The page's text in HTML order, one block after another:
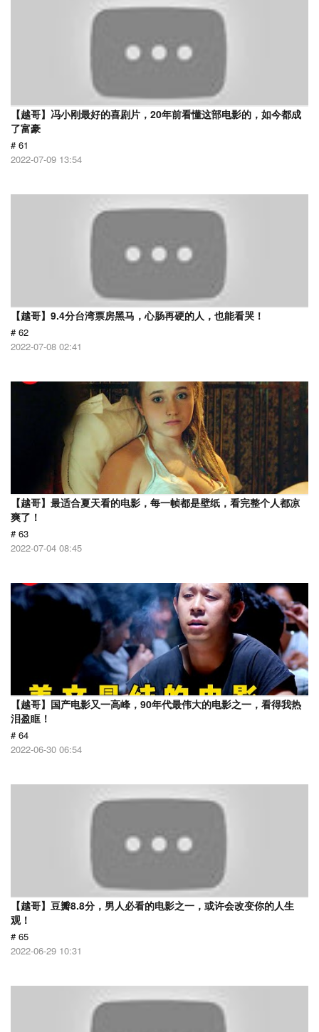
【越哥】冯小刚最好的喜剧片，20年前看懂这部电影的，如今都成
了富豪
# 61
2022-07-09 13:54
【越哥】9.4分台湾票房黑马，心肠再硬的人，也能看哭！
# 62
2022-07-08 02:41
【越哥】最适合夏天看的电影，每一帧都是壁纸，看完整个人都凉
爽了！
# 63
2022-07-04 08:45
【越哥】国产电影又一高峰，90年代最伟大的电影之一，看得我热
泪盈眶！
# 64
2022-06-30 06:54
【越哥】豆瓣8.8分，男人必看的电影之一，或许会改变你的人生
观！
# 65
2022-06-29 10:31